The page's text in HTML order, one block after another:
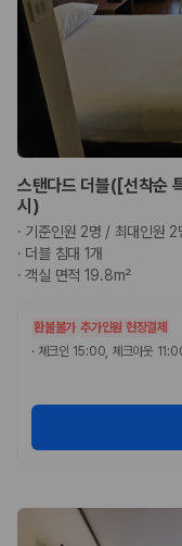
제주렌트카 최저가는 차량
함 여부, 면책금, 보상 한
로 저렴한 차량을 고를 수 있
2. 보험 조건은 가격만
완전자차와 슈퍼자차는 업
수준을 선택할 수 있습니다.
3. 제주공항 접근성과
제주 렌트카는 차량 인수
하는 것이 좋습니다.
제주도 렌트카 차
경차·소형차
혼자 또는 2인 여행
가 가장 먼저 비교하
종입니다.
스탠다드 더블([선착순
시)
· 기준인원 2명 / 최대인원 2
· 더블 침대 1개
·객실 면적 19.8m²
환불불가 추가인원 현장결제
· 체크인 15:00, 체크아웃